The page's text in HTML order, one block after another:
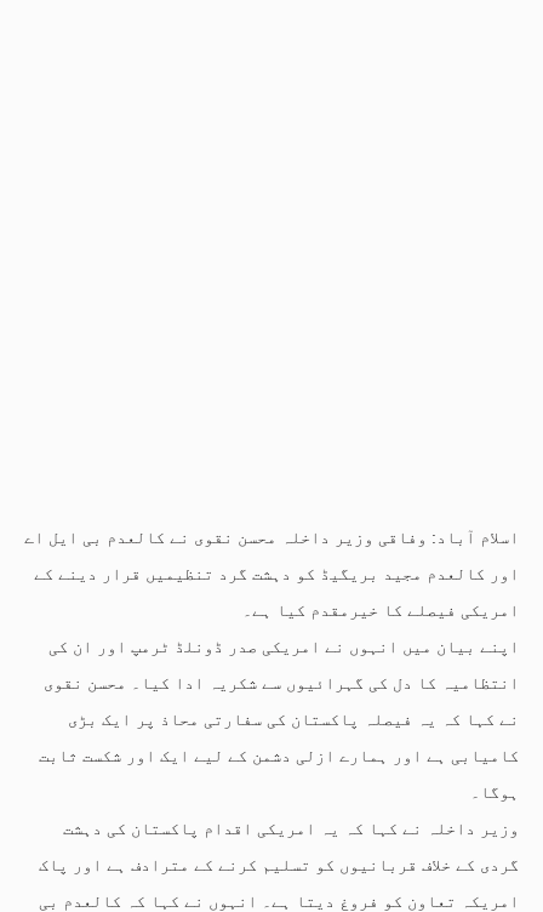
اسلام آباد: وفاقی وزیر داخلہ محسن نقوی نے کالعدم بی ایل اے
اور کالعدم مجید بریگیڈ کو دہشت گرد تنظیمیں قرار دینے کے
امریکی فیصلے کا خیرمقدم کیا ہے۔
اپنے بیان میں انہوں نے امریکی صدر ڈونلڈ ٹرمپ اور ان کی
انتظامیہ کا دل کی گہرائیوں سے شکریہ ادا کیا۔ محسن نقوی
نے کہا کہ یہ فیصلہ پاکستان کی سفارتی محاذ پر ایک بڑی
کامیابی ہے اور ہمارے ازلی دشمن کے لیے ایک اور شکست ثابت
ہوگا۔
وزیر داخلہ نے کہا کہ یہ امریکی اقدام پاکستان کی دہشت
گردی کے خلاف قربانیوں کو تسلیم کرنے کے مترادف ہے اور پاک
امریکہ تعاون کو فروغ دیتا ہے۔ انہوں نے کہا کہ کالعدم بی